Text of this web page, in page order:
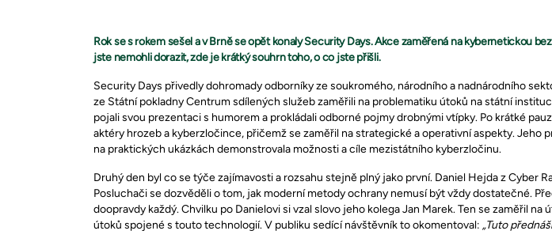
Rok se s rokem sešel a v Brně se opět konaly Security Days. Akce zaměřená na kybernetickou
jste nemohli dorazit, zde je krátký souhrn toho, o co jste přišli.
Security Days přivedly dohromady odborníky ze soukromého, národního a nadnárodního
ze Státní pokladny Centrum sdílených služeb zaměřili na problematiku útoků na státní
pojali svou prezentaci s humorem a prokládali odborné pojmy drobnými vtípky. Po krátké
aktéry hrozeb a kyberzločince, přičemž se zaměřil na strategické a operativní aspekty. Jeho
na praktických ukázkách demonstrovala možnosti a cíle mezistátního kyberzločinu.
Druhý den byl co se týče zajímavosti a rozsahu stejně plný jako první. Daniel Hejda z Cyber
Posluchači se dozvěděli o tom, jak moderní metody ochrany nemusí být vždy dostatečné.
doopravdy každý. Chvilku po Danielovi si vzal slovo jeho kolega Jan Marek. Ten se zaměřil
útoků spojené s touto technologií. V publiku sedící návštěvník to okomentoval: „Tuto